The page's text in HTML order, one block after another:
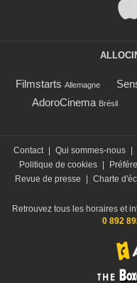
Filmstarts Allemagne
AdoroCinema Brésil
Contact Qui sommes-nous
Politique de cookies
Revue de presse
Charte
Retrouvez tous les horaires et
0 892